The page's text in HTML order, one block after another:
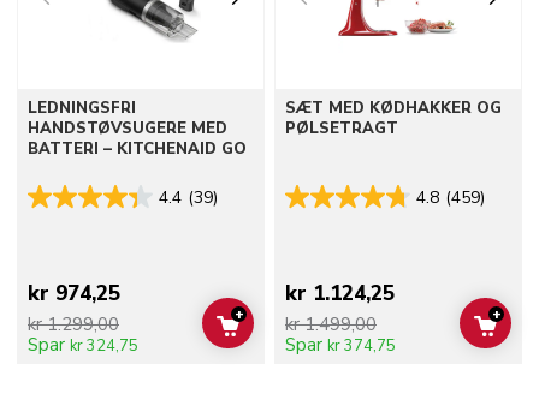
LEDNINGSFRI
HANDSTØVSUGERE MED
BATTERI – KITCHENAID GO
4.4 (39)
kr 974,25
kr 1.299,00
Spar kr 324,75
ADD TO CART
+
SÆT MED KØDHAKKER OG
PØLSETRAGT
4.8 (459)
kr 1.124,25
kr 1.499,00
Spar kr 374,75
ADD
+